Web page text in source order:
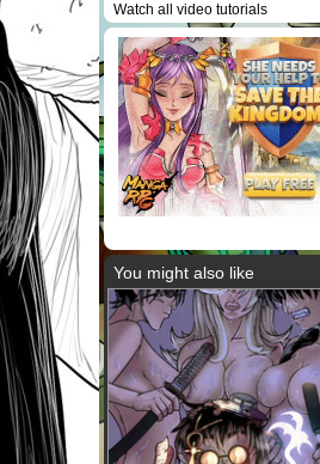
Watch all video tutorials
You might also like